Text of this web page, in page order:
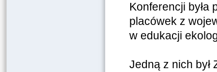
Konferencji była
placówek z
w edukacji
Jedną z nich był